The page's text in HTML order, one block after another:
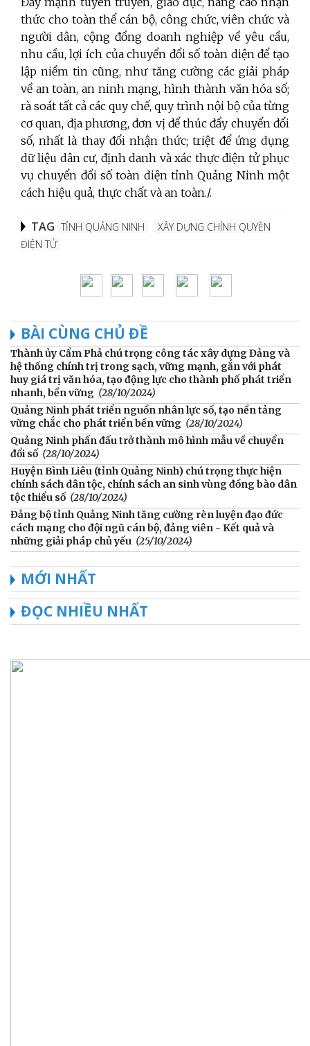
thức cho toàn thể cán bộ, công chức, viên chức và
người dân, cộng đồng doanh nghiệp về yêu cầu,
nhu cầu, lợi ích của chuyển đổi số toàn diện để tạo
lập niềm tin cũng, như tăng cường các giải pháp
về an toàn, an ninh mạng, hình thành văn hóa số;
rà soát tất cả các quy chế, quy trình nội bộ của từng
cơ quan, địa phương, đơn vị để thúc đẩy chuyển đổi
số, nhất là thay đổi nhận thức; triệt để ứng dụng
dữ liệu dân cư, định danh và xác thực điện tử phục
vụ chuyển đổi số toàn diện tỉnh Quảng Ninh một
cách hiệu quả, thực chất và an toàn./.
TAG TỈNH QUẢNG NINH
XÂY DỰNG CHÍNH QUYỀN
ĐIỆN TỬ
BÀI CÙNG CHỦ ĐỀ
Thành ủy Cẩm Phả chú trọng công tác xây dựng Đảng và
hệ thống chính trị trong sạch, vững mạnh, gắn với phát
huy giá trị văn hóa, tạo động lực cho thành phố phát triển
nhanh, bền vững (28/10/2024)
Quảng Ninh phát triển nguồn nhân lực số, tạo nền tảng
vững chắc cho phát triển bền vững (28/10/2024)
Quảng Ninh phấn đấu trở thành mô hình mẫu về chuyển
đổi số (28/10/2024)
Huyện Bình Liêu (tỉnh Quảng Ninh) chú trọng thực hiện
chính sách dân tộc, chính sách an sinh vùng đồng bào dân
tộc thiểu số (28/10/2024)
Đảng bộ tỉnh Quảng Ninh tăng cường rèn luyện đạo đức
cách mạng cho đội ngũ cán bộ, đảng viên - Kết quả và
những giải pháp chủ yếu (25/10/2024)
MỚI NHẤT
ĐỌC NHIỀU NHẤT